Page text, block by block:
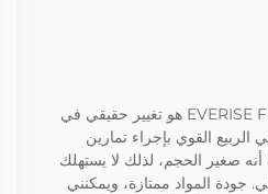
الربيع الرياضي من EVERISE FITNESS هو تغيير حقيقي في
الربيع القوي بإجراء تمارين
صغير الحجم، لذلك لا يستهلك
جودة المواد ممتازة، ويمكنني